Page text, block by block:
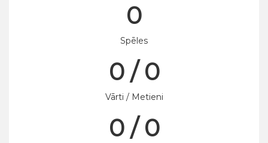
0
Spēles
0 / 0
Vārti / Metieni
0 / 0